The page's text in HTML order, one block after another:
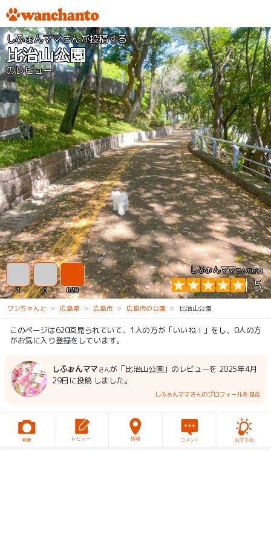
しふぉんママさんが投稿する
比治山公園
のレビュー
しふぉんママさんの評価
5
1 0 620
ワンちゃんと 広島県 広島市 広島市の公園 比治山公園
このページは620回見られていて、1人の方が「いいね！」をし、0人の方
がお気に入り登録をしています。
しふぉんママさんが「比治山公園」のレビューを 2025年4月
29日に投稿 しました。
しふぉんママさんのプロフィールを見る
画像 レビュー 情報 コメント おすすめ